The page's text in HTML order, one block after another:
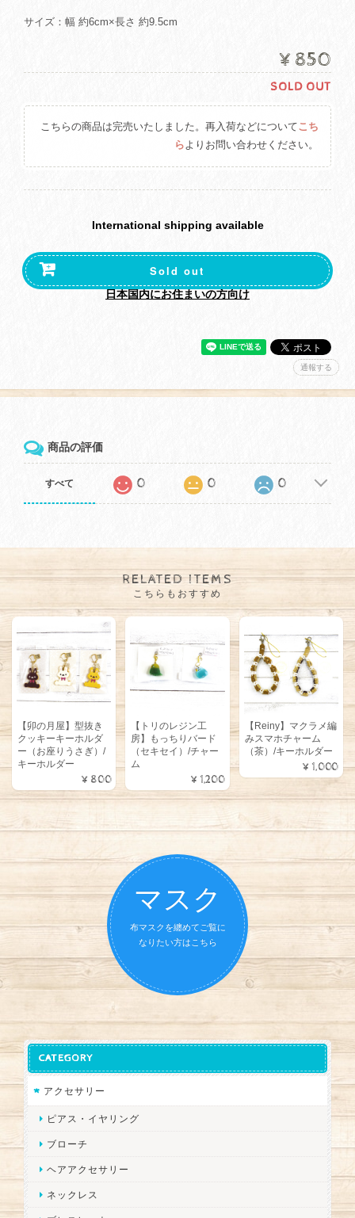
サイズ：幅 約6cm×長さ 約9.5cm
¥850
SOLD OUT
こちらの商品は完売いたしました。再入荷などについてこち
らよりお問い合わせください。
International shipping available
Sold out
日本国内にお住まいの方向け
通報する
商品の評価
すべて 0 0 0
RELATED ITEMS
こちらもおすすめ
【卯の月屋】型抜き
クッキーキーホルダ
ー（お座りうさぎ）/
キーホルダー
¥800
【トリのレジン工
房】もっちりバード
（セキセイ）/チャー
ム
¥1,200
【Reiny】マクラメ編
みスマホチャーム
（茶）/キーホルダー
¥1,000
マスク
布マスクを纏めてご覧に
なりたい方はこちら
CATEGORY
アクセサリー
ピアス・イヤリング
ブローチ
ヘアアクセサリー
ネックレス